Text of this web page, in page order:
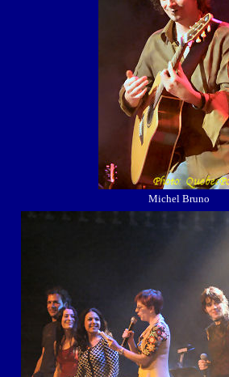
Michel Bruno